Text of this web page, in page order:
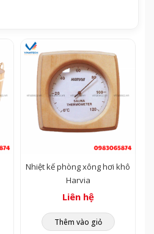
Nhiệt kế phòng xông hơi khô
Harvia
Liên hệ
Thêm vào giỏ